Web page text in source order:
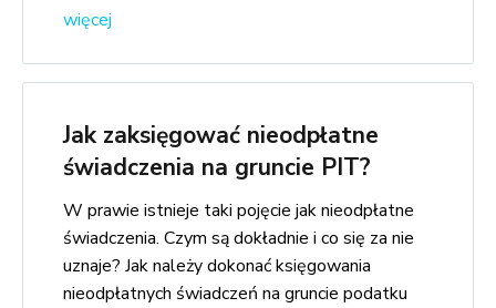
więcej
Jak zaksięgować nieodpłatne
świadczenia na gruncie PIT?
W prawie istnieje taki pojęcie jak nieodpłatne
świadczenia. Czym są dokładnie i co się za nie
uznaje? Jak należy dokonać księgowania
nieodpłatnych świadczeń na gruncie podatku